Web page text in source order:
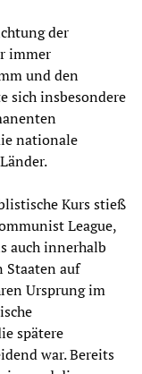
der
immer
und den
sich insbesondere
nationale
Kurs stieß
League,
auch innerhalb
Staaten auf
Ursprung im
spätere
war. Bereits